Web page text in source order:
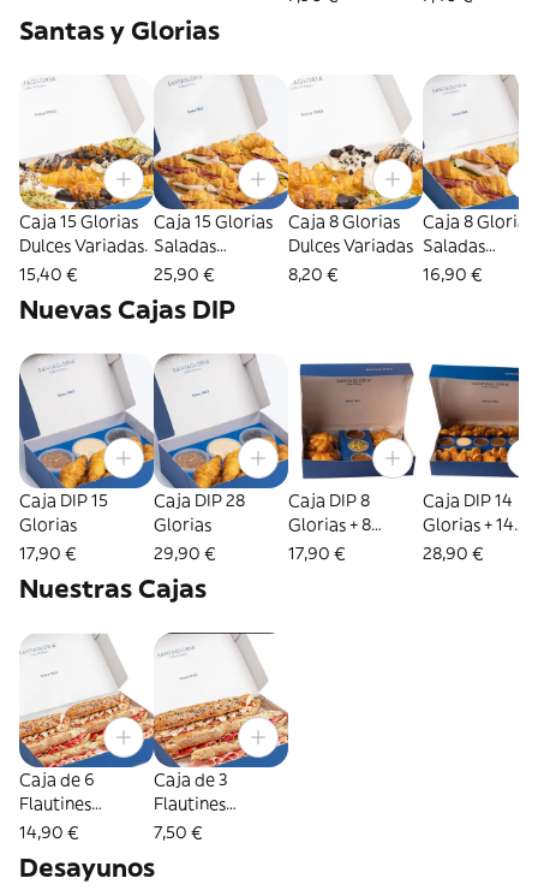
Santas y Glorias
Caja 15 Glorias
Dulces Variadas.
15,40 €
Caja 15 Glorias
Saladas
Variadas
25,90 €
Caja 8 Glorias
Dulces Variadas
8,20 €
Caja 8 Glorias
Saladas
Variadas
16,90 €
Nuevas Cajas DIP
Caja DIP 15
Glorias
17,90 €
Caja DIP 28
Glorias
29,90 €
Caja DIP 8
Glorias + 8
Santas
17,90 €
Caja DIP 14
Glorias + 14
Santas
28,90 €
Nuestras Cajas
Caja de 6
Flautines
Variados
14,90 €
Caja de 3
Flautines
Variados
7,50 €
Desayunos